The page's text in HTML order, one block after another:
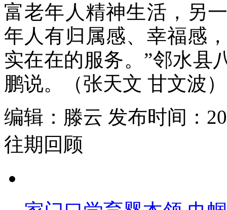
富老年人精神生活，另
年人有归属感、幸福感
实在在的服务。”邻水县
鹏说。（张天文 甘文波）
编辑：滕云 发布时间：
往期回顾